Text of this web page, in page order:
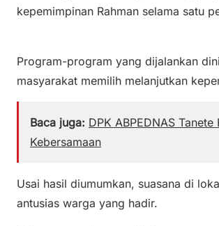
kepemimpinan Rahman selama satu
Program-program yang dijalankan
masyarakat memilih melanjutkan
Baca juga: DPK ABPEDNAS
Kebersamaan
Usai hasil diumumkan, suasana di
antusias warga yang hadir.